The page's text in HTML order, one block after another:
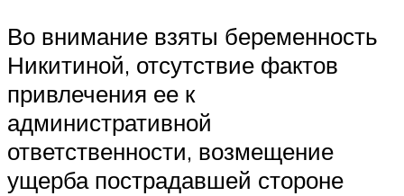
Во внимание взяты беременность
Никитиной, отсутствие фактов
привлечения ее к
административной
ответственности, возмещение
ущерба пострадавшей стороне